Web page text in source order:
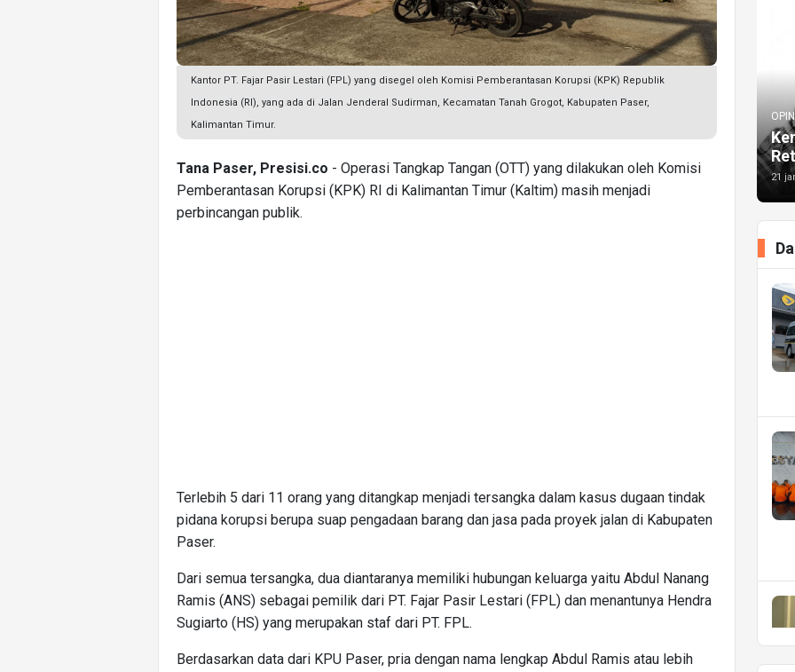
Kantor PT. Fajar Pasir Lestari (FPL) yang disegel oleh Komisi Pemberantasan Korupsi (KPK) Republik
Indonesia (RI), yang ada di Jalan Jenderal Sudirman, Kecamatan Tanah Grogot, Kabupaten Paser,
Kalimantan Timur.
Tana Paser, Presisi.co - Operasi Tangkap Tangan (OTT) yang dilakukan oleh Komisi
Pemberantasan Korupsi (KPK) RI di Kalimantan Timur (Kaltim) masih menjadi
perbincangan publik.
Terlebih 5 dari 11 orang yang ditangkap menjadi tersangka dalam kasus dugaan tindak
pidana korupsi berupa suap pengadaan barang dan jasa pada proyek jalan di Kabupaten
Paser.
Dari semua tersangka, dua diantaranya memiliki hubungan keluarga yaitu Abdul Nanang
Ramis (ANS) sebagai pemilik dari PT. Fajar Pasir Lestari (FPL) dan menantunya Hendra
Sugiarto (HS) yang merupakan staf dari PT. FPL.
Berdasarkan data dari KPU Paser, pria dengan nama lengkap Abdul Ramis atau lebih
21